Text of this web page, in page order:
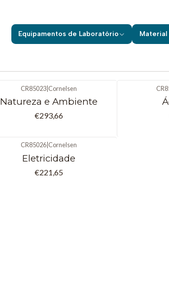
Equipamentos de Laboratório
CR85023 Cornelsen
Natureza e Ambiente
€293,66
CR85026 Cornelsen
Eletricidade
€221,65